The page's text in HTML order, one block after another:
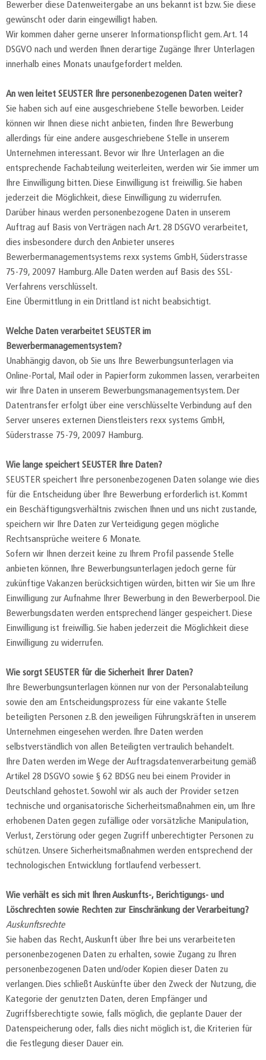
Bewerber diese Datenweitergabe an uns bekannt ist bzw. Sie diese
gewünscht oder darin eingewilligt haben.
Wir kommen daher gerne unserer Informationspflicht gem. Art. 14
DSGVO nach und werden Ihnen derartige Zugänge Ihrer Unterlagen
innerhalb eines Monats unaufgefordert melden.
An wen leitet SEUSTER Ihre personenbezogenen Daten weiter?
Sie haben sich auf eine ausgeschriebene Stelle beworben. Leider
können wir Ihnen diese nicht anbieten, finden Ihre Bewerbung
allerdings für eine andere ausgeschriebene Stelle in unserem
Unternehmen interessant. Bevor wir Ihre Unterlagen an die
entsprechende Fachabteilung weiterleiten, werden wir Sie immer um
Ihre Einwilligung bitten. Diese Einwilligung ist freiwillig. Sie haben
jederzeit die Möglichkeit, diese Einwilligung zu widerrufen.
Darüber hinaus werden personenbezogene Daten in unserem
Auftrag auf Basis von Verträgen nach Art. 28 DSGVO verarbeitet,
dies insbesondere durch den Anbieter unseres
Bewerbermanagementsystems rexx systems GmbH, Süderstrasse
75-79, 20097 Hamburg. Alle Daten werden auf Basis des SSL-
Verfahrens verschlüsselt.
Eine Übermittlung in ein Drittland ist nicht beabsichtigt.
Welche Daten verarbeitet SEUSTER im
Bewerbermanagementsystem?
Unabhängig davon, ob Sie uns Ihre Bewerbungsunterlagen via
Online-Portal, Mail oder in Papierform zukommen lassen, verarbeiten
wir Ihre Daten in unserem Bewerbungsmanagementsystem. Der
Datentransfer erfolgt über eine verschlüsselte Verbindung auf den
Server unseres externen Dienstleisters rexx systems GmbH,
Süderstrasse 75-79, 20097 Hamburg.
Wie lange speichert SEUSTER Ihre Daten?
SEUSTER speichert Ihre personenbezogenen Daten solange wie dies
für die Entscheidung über Ihre Bewerbung erforderlich ist. Kommt
ein Beschäftigungsverhältnis zwischen Ihnen und uns nicht zustande,
speichern wir Ihre Daten zur Verteidigung gegen mögliche
Rechtsansprüche weitere 6 Monate.
Sofern wir Ihnen derzeit keine zu Ihrem Profil passende Stelle
anbieten können, Ihre Bewerbungsunterlagen jedoch gerne für
zukünftige Vakanzen berücksichtigen würden, bitten wir Sie um Ihre
Einwilligung zur Aufnahme Ihrer Bewerbung in den Bewerberpool. Die
Bewerbungsdaten werden entsprechend länger gespeichert. Diese
Einwilligung ist freiwillig. Sie haben jederzeit die Möglichkeit diese
Einwilligung zu widerrufen.
Wie sorgt SEUSTER für die Sicherheit Ihrer Daten?
Ihre Bewerbungsunterlagen können nur von der Personalabteilung
sowie den am Entscheidungsprozess für eine vakante Stelle
beteiligten Personen z.B. den jeweiligen Führungskräften in unserem
Unternehmen eingesehen werden. Ihre Daten werden
selbstverständlich von allen Beteiligten vertraulich behandelt.
Ihre Daten werden im Wege der Auftragsdatenverarbeitung gemäß
Artikel 28 DSGVO sowie § 62 BDSG neu bei einem Provider in
Deutschland gehostet. Sowohl wir als auch der Provider setzen
technische und organisatorische Sicherheitsmaßnahmen ein, um Ihre
erhobenen Daten gegen zufällige oder vorsätzliche Manipulation,
Verlust, Zerstörung oder gegen Zugriff unberechtigter Personen zu
schützen. Unsere Sicherheitsmaßnahmen werden entsprechend der
technologischen Entwicklung fortlaufend verbessert.
Wie verhält es sich mit Ihren Auskunfts-, Berichtigungs- und
Löschrechten sowie Rechten zur Einschränkung der Verarbeitung?
Auskunftsrechte
Sie haben das Recht, Auskunft über Ihre bei uns verarbeiteten
personenbezogenen Daten zu erhalten, sowie Zugang zu Ihren
personenbezogenen Daten und/oder Kopien dieser Daten zu
verlangen. Dies schließt Auskünfte über den Zweck der Nutzung, die
Kategorie der genutzten Daten, deren Empfänger und
Zugriffsberechtigte sowie, falls möglich, die geplante Dauer der
Datenspeicherung oder, falls dies nicht möglich ist, die Kriterien für
die Festlegung dieser Dauer ein.